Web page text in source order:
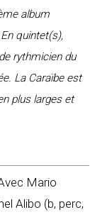
album
quintet(s),
rythmicien du
La Caraïbe est
plus larges et
Mario
Alibo (b, perc,